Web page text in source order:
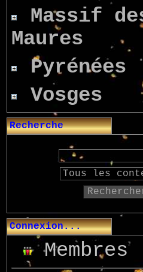
Massif
Maures
Pyrénées
Vosges
Recherche
Connexion...
Membres